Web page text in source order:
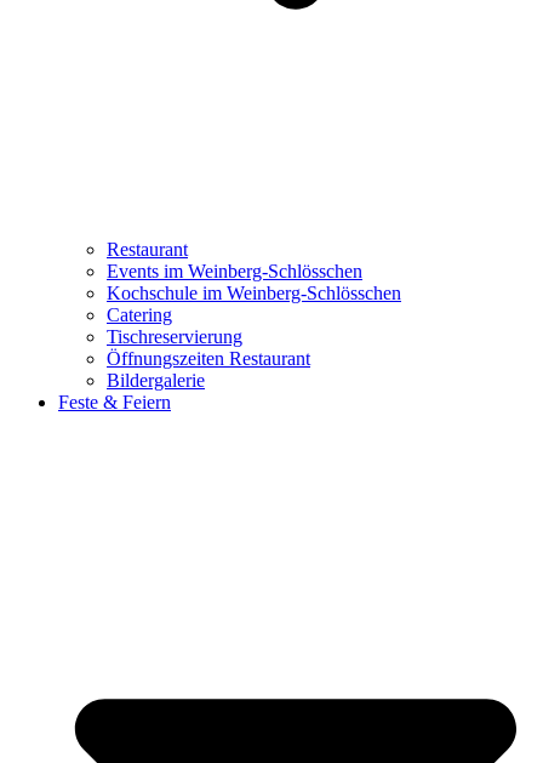
Restaurant
Events im Weinberg-Schlösschen
Kochschule im Weinberg-Schlösschen
Catering
Tischreservierung
Öffnungszeiten Restaurant
Bildergalerie
Feste & Feiern